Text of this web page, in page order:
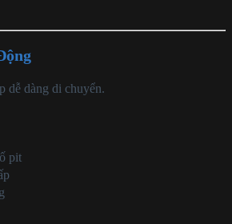
dễ dàng di chuyển.
pit